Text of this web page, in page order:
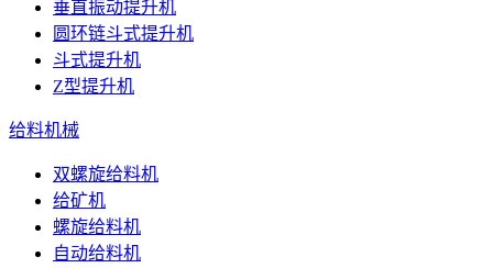
垂直振动提升机
圆环链斗式提升机
斗式提升机
Z型提升机
给料机械
双螺旋给料机
给矿机
螺旋给料机
自动给料机